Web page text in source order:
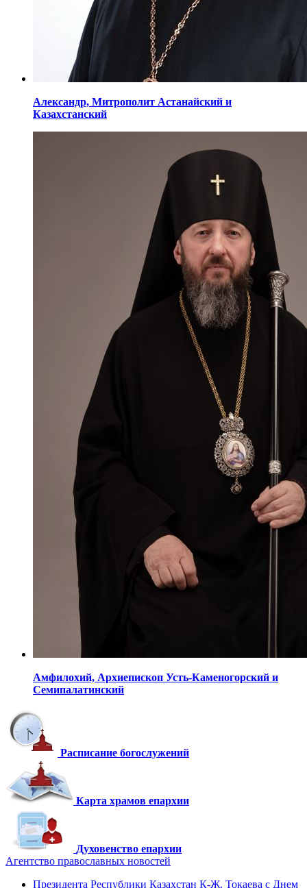
Александр, Митрополит Астанайский и
Казахстанский
Амфилохий, Архиепископ Усть-Каменогорский и
Семипалатинский
Расписание богослужений
Карта храмов епархии
Духовенство епархии
Агентство православных новостей
Президента Республики Казахстан К-Ж. Токаева с Днем